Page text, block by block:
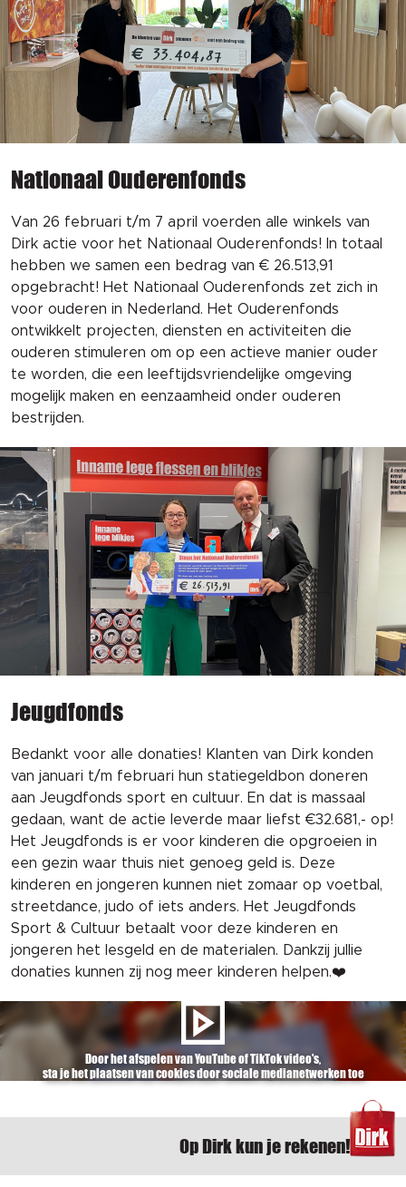
Nationaal Ouderenfonds
Van 26 februari t/m 7 april voerden alle winkels van
Dirk actie voor het Nationaal Ouderenfonds! In totaal
hebben we samen een bedrag van € 26.513,91
opgebracht! Het Nationaal Ouderenfonds zet zich in
voor ouderen in Nederland. Het Ouderenfonds
ontwikkelt projecten, diensten en activiteiten die
ouderen stimuleren om op een actieve manier ouder
te worden, die een leeftijdsvriendelijke omgeving
mogelijk maken en eenzaamheid onder ouderen
bestrijden.
Jeugdfonds
Bedankt voor alle donaties! Klanten van Dirk konden
van januari t/m februari hun statiegeldbon doneren
aan Jeugdfonds sport en cultuur. En dat is massaal
gedaan, want de actie leverde maar liefst €32.681,- op!
Het Jeugdfonds is er voor kinderen die opgroeien in
een gezin waar thuis niet genoeg geld is. Deze
kinderen en jongeren kunnen niet zomaar op voetbal,
streetdance, judo of iets anders. Het Jeugdfonds
Sport & Cultuur betaalt voor deze kinderen en
jongeren het lesgeld en de materialen. Dankzij jullie
donaties kunnen zij nog meer kinderen helpen.❤️
Door het afspelen van YouTube of TikTok video's,
sta je het plaatsen van cookies door sociale medianetwerken toe
Op Dirk kun je rekenen!